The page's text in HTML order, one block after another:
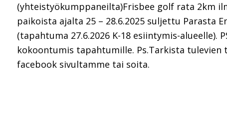
(yhteistyökumppaneilta)Frisbee golf rata 2km
paikoista ajalta 25 – 28.6.2025 suljettu Parasta
(tapahtuma 27.6.2026 K-18 esiintymis-alueelle).
kokoontumis tapahtumille. Ps.Tarkista
facebook sivultamme tai soita.